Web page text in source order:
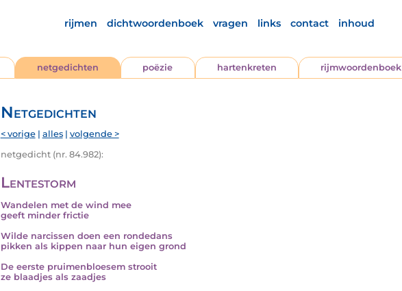
rijmen dichtwoordenboek vragen links contact inhoud
netgedichten poëzie hartenkreten rijmwoordenboek
Netgedichten
< vorige| alles| volgende >
netgedicht (nr. 84.982):
Lentestorm
Wandelen met de wind mee
geeft minder frictie
Wilde narcissen doen een rondedans
pikken als kippen naar hun eigen grond
De eerste pruimenbloesem strooit
ze blaadjes als zaadjes